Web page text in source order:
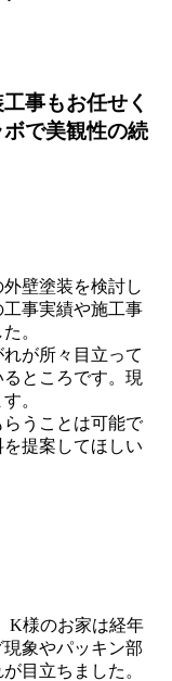
事もお任せく
で美観性の続
壁塗装を検討し
事実績や施工事
。
が所々目立って
ところです。現
。
うことは可能で
提案してほしい
K様のお家は経年
象やパッキン部
目立ちました。